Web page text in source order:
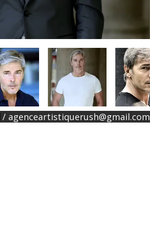
/ agenceartistiquerush@gmail.com